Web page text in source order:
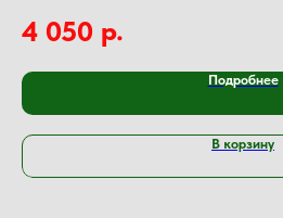
4 050 р.
Подробнее
В корзину